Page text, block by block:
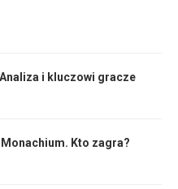
i kluczowi gracze
Monachium. Kto zagra?